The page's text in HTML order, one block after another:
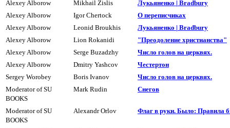
Alexey Alborow Mikhail Zislis
Лукьяненко | Bradbury
Alexey Alborow
Igor Chertock
О переписчиках
Alexey Alborow
Leonid Broukhis
Лукьяненко | Bradbury
Alexey Alborow
Lion Rokanidi
"Преодоление христианства"
Alexey Alborow
Serge Buzadzhy
Число голов на цеpквях.
Alexey Alborow
Dmitry Yashcov
Честертон
Sergey Worobey
Boris Ivanov
Число голов на цеpквях.
Moderator of SU
BOOKS
Mark Rudin Cнегов
Moderator of SU
BOOKS
Alexandr Orlov Флаг в руки. Было: Правила